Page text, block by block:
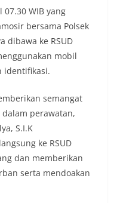
mempererat
Polri dan
kesadaran
menjaga
kekompakan
menyambut
Kemerdekaan
secara rutin
Kelurahan
upaya menciptakan
dan kondusif,
nasionalisme
Kemerdekaan RI.
Amankan Pria
Gram Barang Satres
WIB yang
bersama Polsek
dibawa ke RSUD
mobil
identifikasi.
semangat
perawatan,
S.I.K
ke RSUD
dan memberikan
serta mendoakan